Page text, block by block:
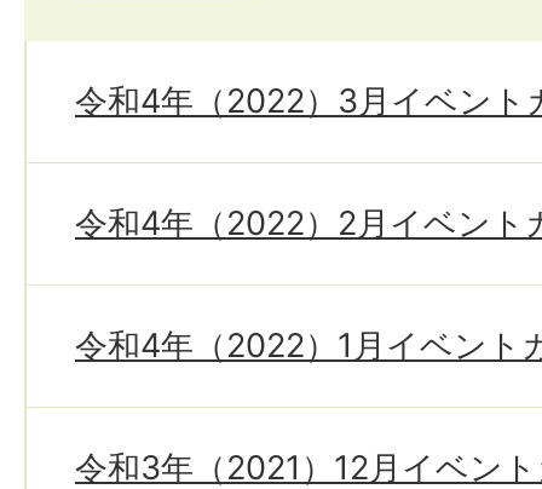
令和4年（2022）3月イベント
令和4年（2022）2月イベント
令和4年（2022）1月イベント
令和3年（2021）12月イベン